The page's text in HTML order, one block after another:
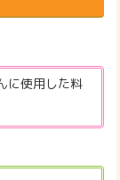
に使用した料